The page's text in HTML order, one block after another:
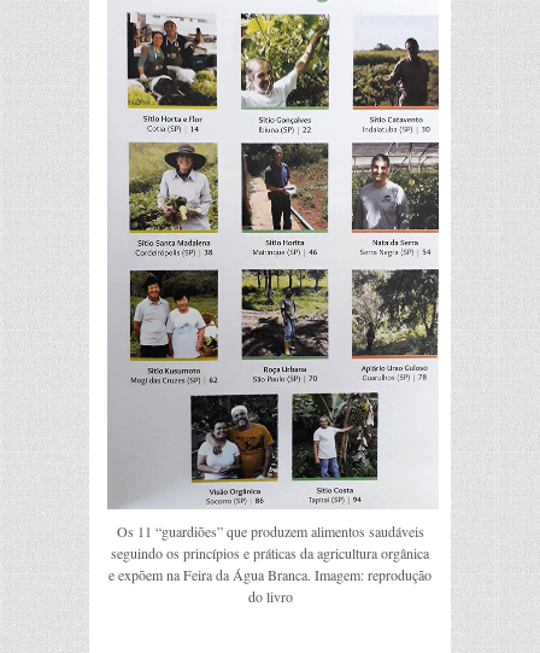
Os 11 “guardiões” que produzem alimentos saudáveis
seguindo os princípios e práticas da agricultura orgânica
e expõem na Feira da Água Branca. Imagem: reprodução
do livro